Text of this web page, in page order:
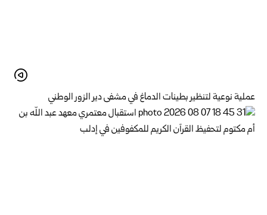
عملية نوعية لتنظير بطينات الدماغ في مشفى دير الزور الوطني